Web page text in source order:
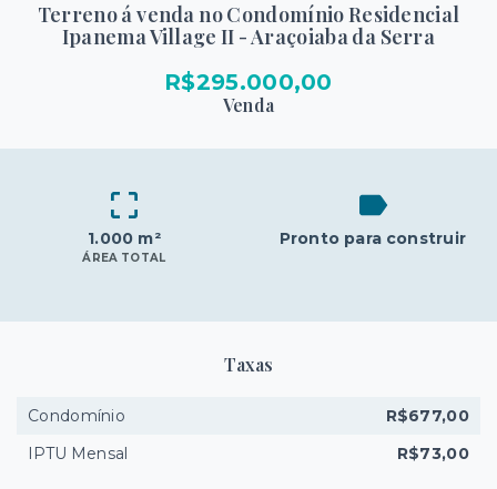
Terreno á venda no Condomínio Residencial
Ipanema Village II - Araçoiaba da Serra
R$295.000,00
Venda
1.000 m²
ÁREA TOTAL
Pronto para construir
Taxas
Condomínio
R$677,00
IPTU Mensal
R$73,00